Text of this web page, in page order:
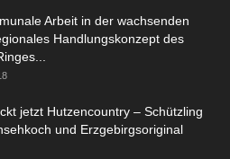
Arbeit in der wachsenden
Handlungskonzept des
jetzt Hutzencountry – Schützling
und Erzgebirgsoriginal